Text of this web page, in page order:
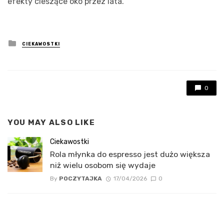
Posted
in
CIEKAWOSTKI
0
YOU MAY ALSO LIKE
Ciekawostki
Rola młynka do espresso jest dużo większa
niż wielu osobom się wydaje
By POCZYTAJKA 17/04/2026 0